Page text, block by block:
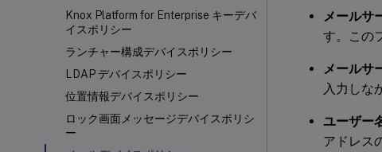
Knox Platform for Enterprise キーデバ
イスポリシー
ランチャー構成デバイスポリシー
LDAP デバイスポリシー
位置情報デバイスポリシー
ロック画面メッセージデバイスポリシ
ー
メールサ
す。この
メールサ
入力しな
ユーザー
アドレス